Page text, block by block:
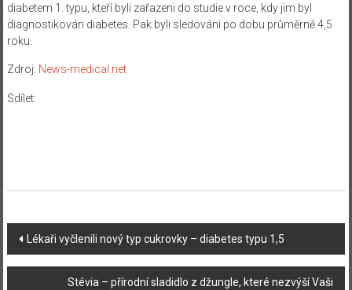
diabetem 1. typu, kteří byli zařazeni do studie v roce, kdy jim byl
diagnostikován diabetes. Pak byli sledováni po dobu průměrně 4,5
roku.
Zdroj: News-medical.net
Sdílet:
Navigace
příspěvku
Lékaři vyčlenili nový typ cukrovky – diabetes typu 1,5
Stévia – přírodní sladidlo z džungle, které nezvýší Vaši